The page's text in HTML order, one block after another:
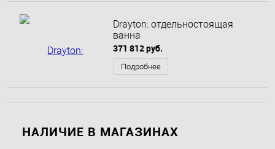
Drayton: отдельностоящая
ванна
371 812 руб.
Подробнее
НАЛИЧИЕ В МАГАЗИНАХ